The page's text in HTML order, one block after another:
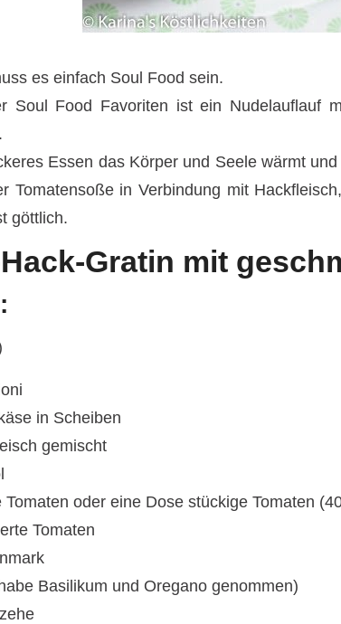
es einfach Soul Food sein.
Soul Food Favoriten ist ein Nudelauflauf
Essen das Körper und Seele wärmt
Tomatensoße in Verbindung mit
göttlich.
Gratin mit
in Scheiben
gemischt
Tomaten oder eine Dose stückige Tomaten
Tomaten
Basilikum und Oregano genommen)